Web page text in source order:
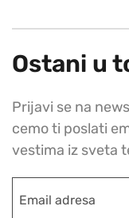
Ostani u
Prijavi se na
cemo ti poslati
vestima iz sveta